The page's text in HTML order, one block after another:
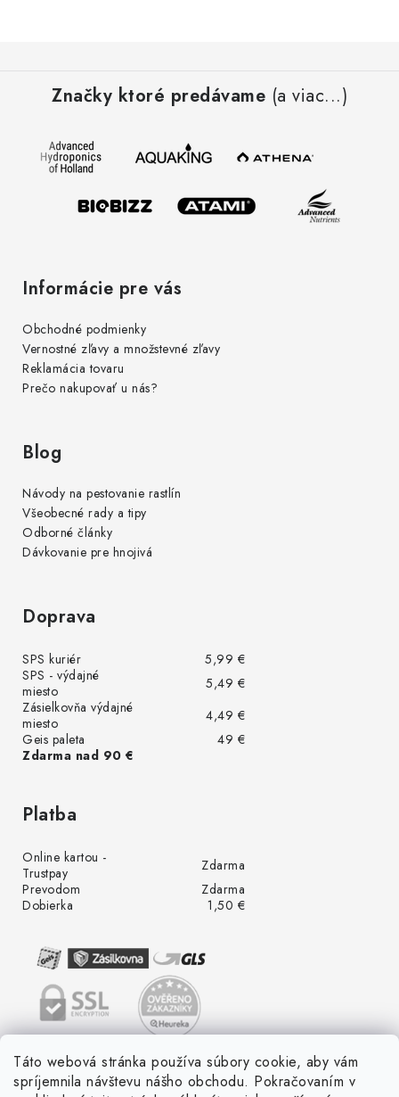
Táto webová stránka používa súbory cookie, aby vám
spríjemnila návštevu nášho obchodu. Pokračovaním v
Značky ktoré predávame (a viac...)
Informácie pre vás
Obchodné podmienky
Vernostné zľavy a množstevné zľavy
Reklamácia tovaru
Prečo nakupovať u nás?
Blog
Návody na pestovanie rastlín
Všeobecné rady a tipy
Odborné články
Dávkovanie pre hnojivá
Doprava
SPS kuriér
5,99 €
SPS - výdajné
miesto
5,49 €
Zásielkovňa výdajné
miesto
4,49 €
Geis paleta
49 €
Zdarma nad 90 €
Platba
Online kartou -
Trustpay
Zdarma
Prevodom
Zdarma
Dobierka
1,50 €